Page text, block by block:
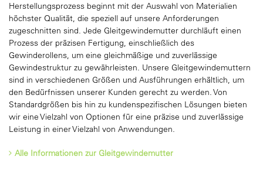
Herstellungsprozess beginnt mit der Auswahl von Materialien
höchster Qualität, die speziell auf unsere Anforderungen
zugeschnitten sind. Jede Gleitgewindemutter durchläuft einen
Prozess der präzisen Fertigung, einschließlich des
Gewinderollens, um eine gleichmäßige und zuverlässige
Gewindestruktur zu gewährleisten. Unsere Gleitgewindemuttern
sind in verschiedenen Größen und Ausführungen erhältlich, um
den Bedürfnissen unserer Kunden gerecht zu werden. Von
Standardgrößen bis hin zu kundenspezifischen Lösungen bieten
wir eine Vielzahl von Optionen für eine präzise und zuverlässige
Leistung in einer Vielzahl von Anwendungen.
Alle Informationen zur Gleitgewindemutter